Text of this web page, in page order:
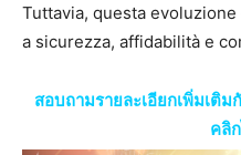
Tuttavia, questa
a sicurezza, affidabilità e
สอบถามรายละเอียกเพิ่มเติ
คลิ